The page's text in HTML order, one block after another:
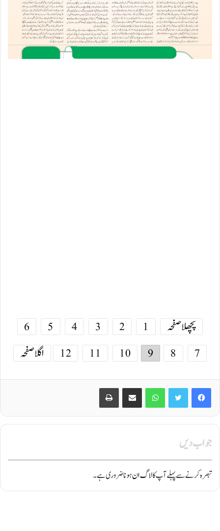
پچھلا صفحہ 1
2
3
4
5
6
7
8
9
10
11
12 اگلا صفحہ
Facebook
Twitter
WhatsApp
Share via Email
Print
جواب دیں
تبصرہ کرنے سے پہلے آپ کالاگ انہونا ضروری ہے۔